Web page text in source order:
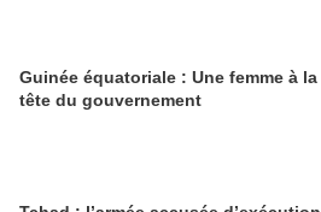
Guinée équatoriale : Une femme à la
tête du gouvernement